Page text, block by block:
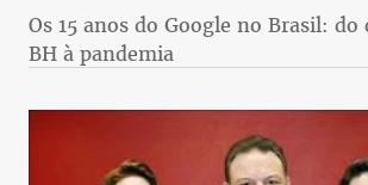
Os 15 anos do Google no Brasil: do
BH à pandemia